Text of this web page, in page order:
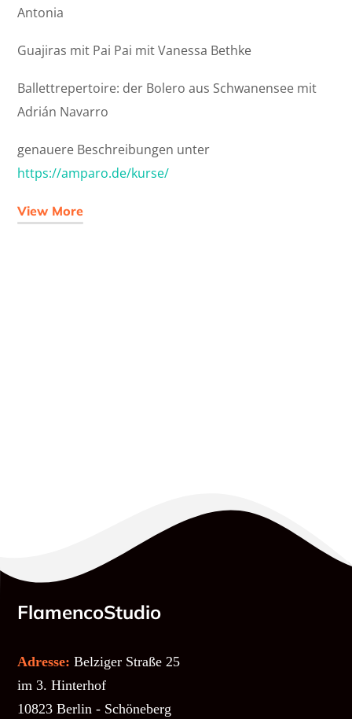
Antonia
Guajiras mit Pai Pai mit Vanessa Bethke
Ballettrepertoire: der Bolero aus Schwanensee mit
Adrián Navarro
genauere Beschreibungen unter
https://amparo.de/kurse/
View More
FlamencoStudio
Adresse: Belziger Straße 25
im 3. Hinterhof
10823 Berlin - Schöneberg